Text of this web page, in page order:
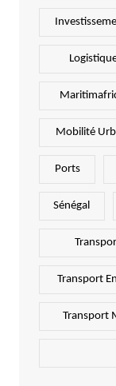
Mobilité
Ports
Sénégal
Transport
Transport